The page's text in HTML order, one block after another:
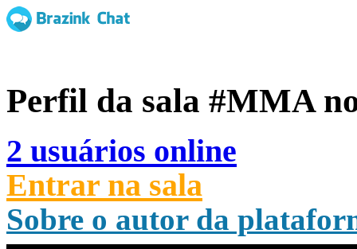
Perfil da sala #MMA
2 usuários online
Entrar na sala
Sobre o autor da